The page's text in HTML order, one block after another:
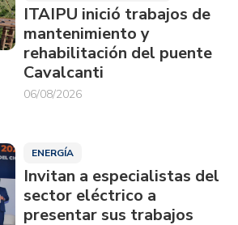
ITAIPU inició trabajos de
mantenimiento y
rehabilitación del puente
Cavalcanti
06/08/2026
ENERGÍA
Invitan a especialistas del
sector eléctrico a
presentar sus trabajos